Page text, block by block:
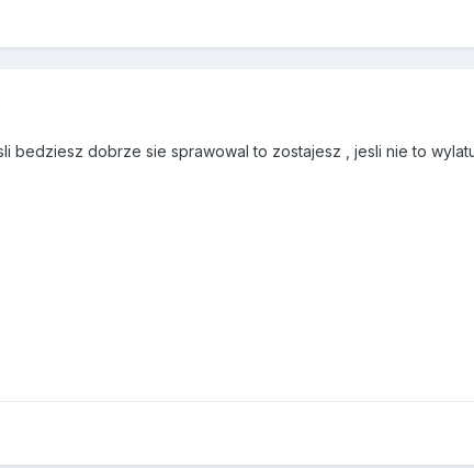
bedziesz dobrze sie sprawowal to zostajesz , jesli nie to